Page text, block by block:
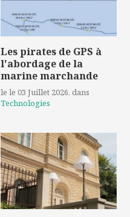
Les pirates de GPS à
l'abordage de la
marine marchande
le le 03 Juillet 2026, dans
Technologies